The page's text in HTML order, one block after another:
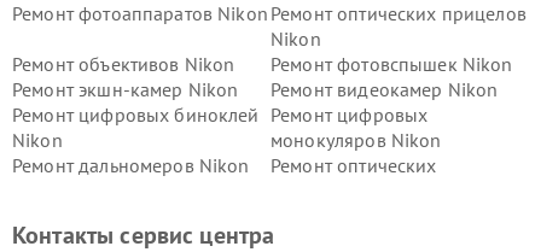
Ремонт фотоаппаратов Nikon Ремонт оптических прицелов
Nikon
Ремонт объективов Nikon
Ремонт фотовспышек Nikon
Ремонт экшн-камер Nikon
Ремонт видеокамер Nikon
Ремонт цифровых биноклей
Nikon
Ремонт цифровых
монокуляров Nikon
Ремонт дальномеров Nikon
Ремонт оптических
Контакты сервис центра